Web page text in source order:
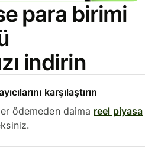
para birimi
indirin
karşılaştırın
ödemeden daima reel piyasa